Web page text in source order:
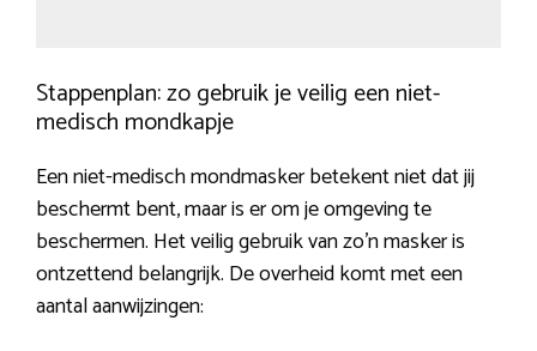
Stappenplan: zo gebruik je veilig een niet-
medisch mondkapje
Een niet-medisch mondmasker betekent niet dat jij
beschermt bent, maar is er om je omgeving te
beschermen. Het veilig gebruik van zo’n masker is
ontzettend belangrijk. De overheid komt met een
aantal aanwijzingen: